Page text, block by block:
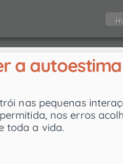
a
nas pequenas
nos erros
toda a vida.